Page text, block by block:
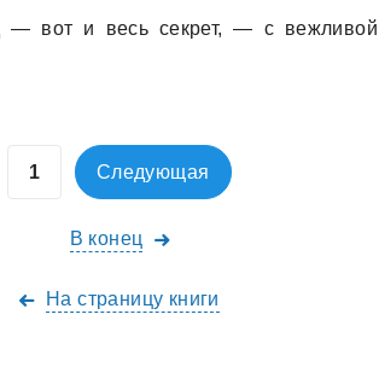
— вот и весь секрет, — с вежливой
Следующая
В конец
На страницу книги